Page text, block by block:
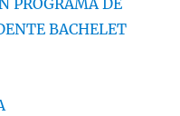
PROGRAMA DE
BACHELET